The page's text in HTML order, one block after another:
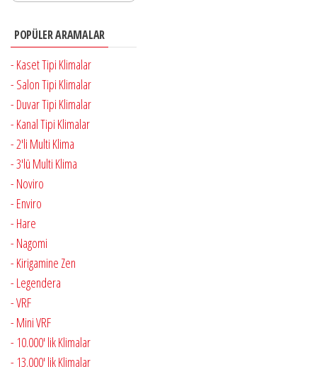
POPÜLER ARAMALAR
- Kaset Tipi Klimalar
- Salon Tipi Klimalar
- Duvar Tipi Klimalar
- Kanal Tipi Klimalar
- 2'li Multi Klima
- 3'lü Multi Klima
- Noviro
- Enviro
- Hare
- Nagomi
- Kirigamine Zen
- Legendera
- VRF
- Mini VRF
- 10.000' lik Klimalar
- 13.000' lik Klimalar